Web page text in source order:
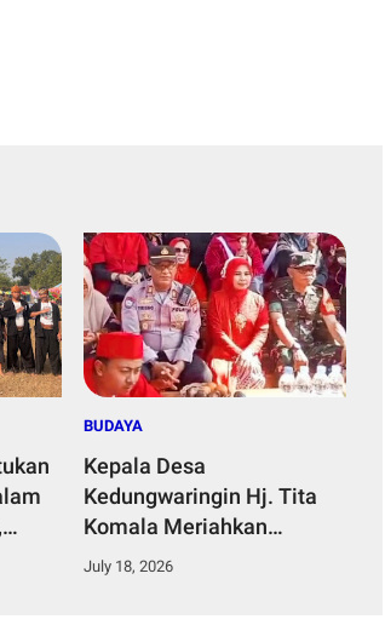
BUDAYA
Kepala Desa
Kedungwaringin Hj. Tita
Komala Meriahkan
Syukuran Kirab Hajat Bumi
July 18, 2026